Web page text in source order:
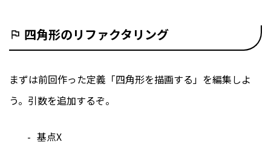
四角形のリファクタリング
まずは前回作った定義「四角形を描画する」を編集しよ
う。引数を追加するぞ。
基点X